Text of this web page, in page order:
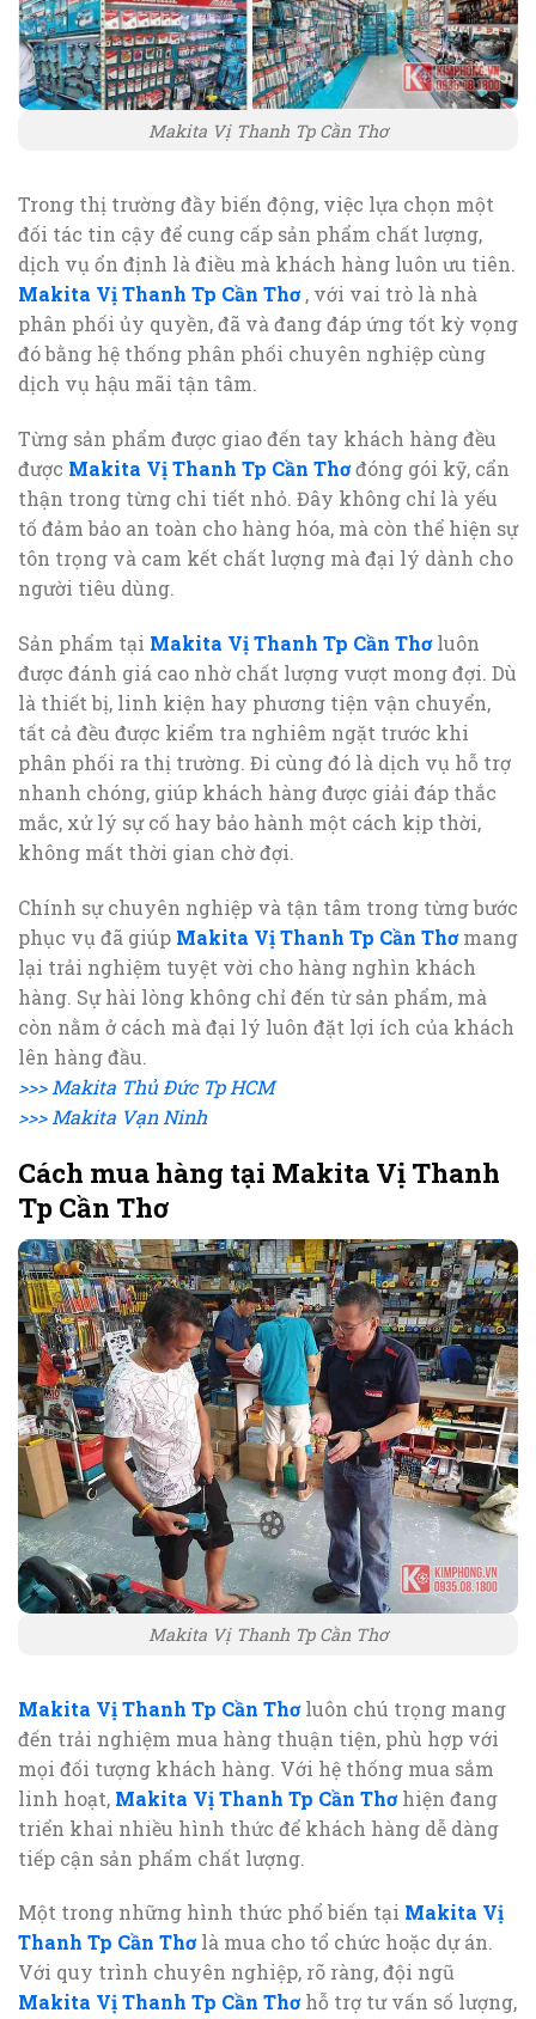
Makita Vị Thanh Tp Cần Thơ
Trong thị trường đầy biến động, việc lựa chọn một
đối tác tin cậy để cung cấp sản phẩm chất lượng,
dịch vụ ổn định là điều mà khách hàng luôn ưu tiên.
Makita Vị Thanh Tp Cần Thơ, với vai trò là nhà
phân phối ủy quyền, đã và đang đáp ứng tốt kỳ vọng
đó bằng hệ thống phân phối chuyên nghiệp cùng
dịch vụ hậu mãi tận tâm.
Từng sản phẩm được giao đến tay khách hàng đều
được Makita Vị Thanh Tp Cần Thơđóng gói kỹ, cẩn
thận trong từng chi tiết nhỏ. Đây không chỉ là yếu
tố đảm bảo an toàn cho hàng hóa, mà còn thể hiện sự
tôn trọng và cam kết chất lượng mà đại lý dành cho
người tiêu dùng.
Sản phẩm tại Makita Vị Thanh Tp Cần Thơluôn
được đánh giá cao nhờ chất lượng vượt mong đợi. Dù
là thiết bị, linh kiện hay phương tiện vận chuyển,
tất cả đều được kiểm tra nghiêm ngặt trước khi
phân phối ra thị trường. Đi cùng đó là dịch vụ hỗ trợ
nhanh chóng, giúp khách hàng được giải đáp thắc
mắc, xử lý sự cố hay bảo hành một cách kịp thời,
không mất thời gian chờ đợi.
Chính sự chuyên nghiệp và tận tâm trong từng bước
phục vụ đã giúp Makita Vị Thanh Tp Cần Thơmang
lại trải nghiệm tuyệt vời cho hàng nghìn khách
hàng. Sự hài lòng không chỉ đến từ sản phẩm, mà
còn nằm ở cách mà đại lý luôn đặt lợi ích của khách
lên hàng đầu.
>>> Makita Thủ Đức Tp HCM
>>> Makita Vạn Ninh
Cách mua hàng tại Makita Vị Thanh
Tp Cần Thơ
Makita Vị Thanh Tp Cần Thơ
Makita Vị Thanh Tp Cần Thơluôn chú trọng mang
đến trải nghiệm mua hàng thuận tiện, phù hợp với
mọi đối tượng khách hàng. Với hệ thống mua sắm
linh hoạt, Makita Vị Thanh Tp Cần Thơhiện đang
triển khai nhiều hình thức để khách hàng dễ dàng
tiếp cận sản phẩm chất lượng.
Một trong những hình thức phổ biến tại Makita Vị
Thanh Tp Cần Thơlà mua cho tổ chức hoặc dự án.
Với quy trình chuyên nghiệp, rõ ràng, đội ngũ
Makita Vị Thanh Tp Cần Thơhỗ trợ tư vấn số lượng,